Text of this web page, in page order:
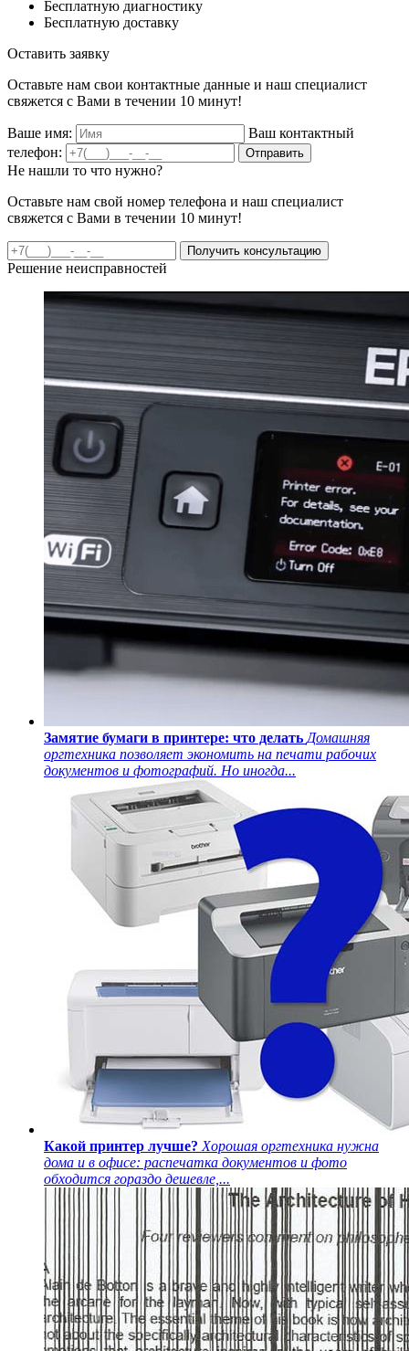
Бесплатную диагностику
Бесплатную доставку
Оставить заявку
Оставьте нам свои контактные данные и наш специалист
свяжется с Вами в течении 10 минут!
Ваше имя:
Ваш контактный
телефон:
Отправить
Не нашли то что нужно?
Оставьте нам свой номер телефона и наш специалист
свяжется с Вами в течении 10 минут!
Получить консультацию
Решение неисправностей
Замятие бумаги в принтере: что делать Домашняя
оргтехника позволяет экономить на печати рабочих
документов и фотографий. Но иногда...
Какой принтер лучше? Хорошая оргтехника нужна
дома и в офисе: распечатка документов и фото
обходится гораздо дешевле,...